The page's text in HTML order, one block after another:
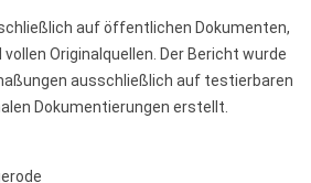
auf öffentlichen Dokumenten,
Originalquellen. Der Bericht wurde
ausschließlich auf testierbaren
Dokumentierungen erstellt.